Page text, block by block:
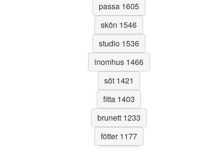
passa 1605
skön 1546
studio 1536
inomhus 1466
söt 1421
fitta 1403
brunett 1233
fötter 1177